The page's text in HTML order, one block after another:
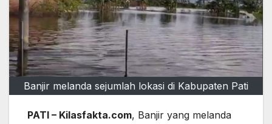
Banjir melanda sejumlah lokasi di Kabupaten Pati
PATI – Kilasfakta.com, Banjir yang melanda